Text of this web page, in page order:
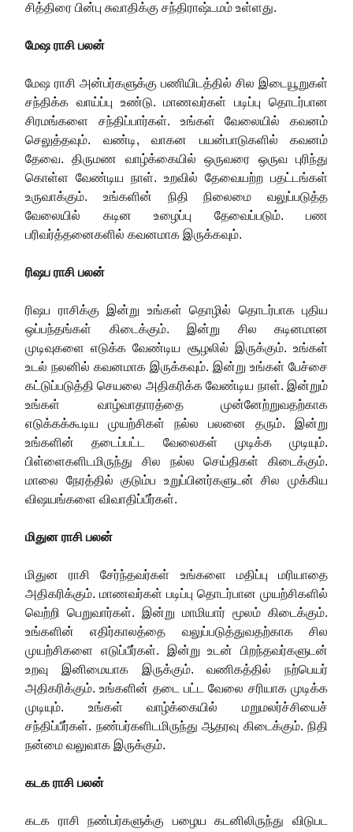
சித்திரை பின்பு சுவாதிக்கு சந்திராஷ்டமம் உள்ளது.
மேஷ ராசி பலன்
மேஷ ராசி அன்பர்களுக்கு பணியிடத்தில் சில இடையூறுகள்
சந்திக்க வாய்ப்பு உண்டு. மாணவர்கள் படிப்பு தொடர்பான
சிரமங்களை சந்திப்பார்கள். உங்கள் வேலையில் கவனம்
செலுத்தவும். வண்டி, வாகன பயன்பாடுகளில் கவனம்
தேவை. திருமண வாழ்க்கையில் ஒருவரை ஒருவ புரிந்து
கொள்ள வேண்டிய நாள். உறவில் தேவையற்ற பதட்டங்கள்
உருவாக்கும். உங்களின் நிதி நிலைமை வலுப்படுத்த
வேலையில் கடின உழைப்பு தேவைப்படும். பண
பரிவர்த்தனைகளில் கவனமாக இருக்கவும்.
ரிஷப ராசி பலன்
ரிஷப ராசிக்கு இன்று உங்கள் தொழில் தொடர்பாக புதிய
ஒப்பந்தங்கள் கிடைக்கும். இன்று சில கடினமான
முடிவுகளை எடுக்க வேண்டிய சூழலில் இருக்கும். உங்கள்
உடல் நலனில் கவனமாக இருக்கவும். இன்று உங்கள் பேச்சை
கட்டுப்படுத்தி செயலை அதிகரிக்க வேண்டிய நாள். இன்றும்
உங்கள் வாழ்வாதாரத்தை முன்னேற்றுவதற்காக
எடுக்கக்கூடிய முயற்சிகள் நல்ல பலனை தரும். இன்று
உங்களின் தடைப்பட்ட வேலைகள் முடிக்க முடியும்.
பிள்ளைகளிடமிருந்து சில நல்ல செய்திகள் கிடைக்கும்.
மாலை நேரத்தில் குடும்ப உறுப்பினர்களுடன் சில முக்கிய
விஷயங்களை விவாதிப்பீர்கள்.
மிதுன ராசி பலன்
மிதுன ராசி சேர்ந்தவர்கள் உங்களை மதிப்பு மரியாதை
அதிகரிக்கும். மாணவர்கள் படிப்பு தொடர்பான முயற்சிகளில்
வெற்றி பெறுவார்கள். இன்று மாமியார் மூலம் கிடைக்கும்.
உங்களின் எதிர்காலத்தை வலுப்படுத்துவதற்காக சில
முயற்சிகளை எடுப்பீர்கள். இன்று உடன் பிறந்தவர்களுடன்
உறவு இனிமையாக இருக்கும். வணிகத்தில் நற்பெயர்
அதிகரிக்கும். உங்களின் தடை பட்ட வேலை சரியாக முடிக்க
முடியும். உங்கள் வாழ்க்கையில் மறுமலர்ச்சியைச்
சந்திப்பீர்கள். நண்பர்களிடமிருந்து ஆதரவு கிடைக்கும். நிதி
நன்மை வலுவாக இருக்கும்.
கடக ராசி பலன்
கடக ராசி நண்பர்களுக்கு பழைய கடனிலிருந்து விடுபட